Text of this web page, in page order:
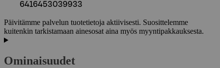
6416453039933
Päivitämme palvelun tuotetietoja aktiivisesti. Suosittelemme
kuitenkin tarkistamaan ainesosat aina myös myyntipakkauksesta.
Ominaisuudet